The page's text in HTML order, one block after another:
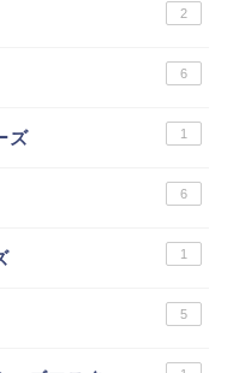
2
6
ズ 1
6
1
5